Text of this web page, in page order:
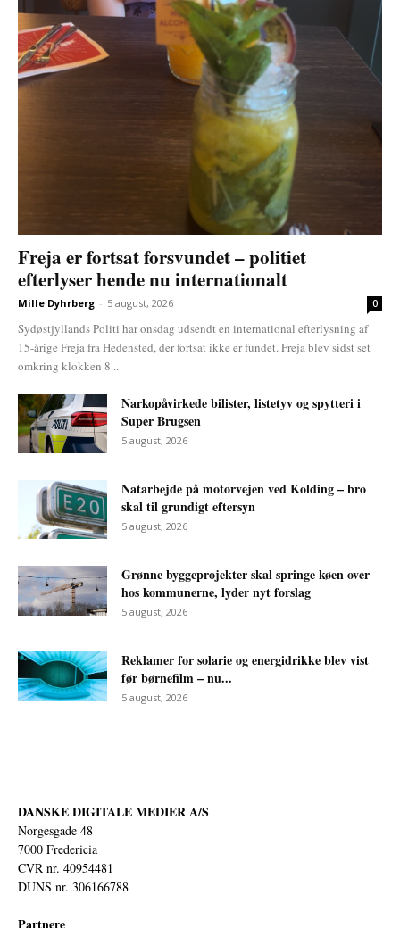
Freja er fortsat forsvundet – politiet
efterlyser hende nu internationalt
Mille Dyhrberg - 5 august, 2026 0
Sydøstjyllands Politi har onsdag udsendt en international efterlysning af
15-årige Freja fra Hedensted, der fortsat ikke er fundet. Freja blev sidst set
omkring klokken 8...
Narkopåvirkede bilister, listetyv og spytteri i
Super Brugsen
5 august, 2026
Natarbejde på motorvejen ved Kolding – bro
skal til grundigt eftersyn
5 august, 2026
Grønne byggeprojekter skal springe køen over
hos kommunerne, lyder nyt forslag
5 august, 2026
Reklamer for solarie og energidrikke blev vist
før børnefilm – nu...
5 august, 2026
DANSKE DIGITALE MEDIER A/S
Norgesgade 48
7000 Fredericia
CVR nr. 40954481
DUNS nr. 306166788
Partnere